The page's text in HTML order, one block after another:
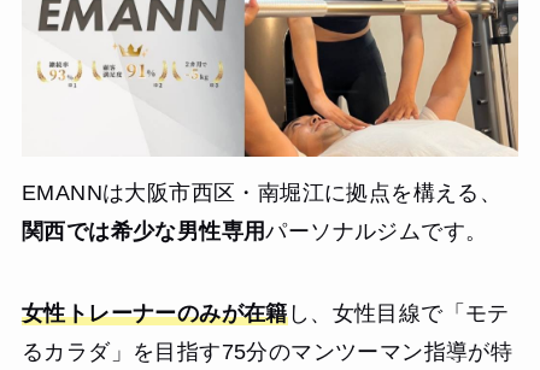
EMANNは大阪市西区・南堀江に拠点を構える、
関西では希少な男性専用パーソナルジムです。
女性トレーナーのみが在籍し、女性目線で「モテ
るカラダ」を目指す75分のマンツーマン指導が特